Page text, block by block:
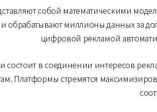
собой математическими
обрабатывают миллионы данных за
цифровой рекламой
состоит в соединении интересов
Платформы стремятся